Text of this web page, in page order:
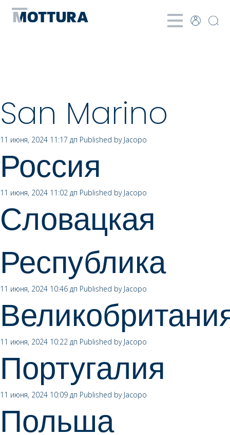
San Marino
11 июня, 2024 11:17 дп Published by Jacopo
Россия
11 июня, 2024 11:02 дп Published by Jacopo
Словацкая
Республика
11 июня, 2024 10:46 дп Published by Jacopo
11 июня, 2024 10:22 дп Published by Jacopo
Португалия
11 июня, 2024 10:09 дп Published by Jacopo
Польша